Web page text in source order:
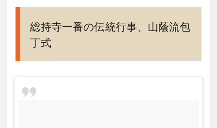
総持寺一番の伝統行事、山蔭流包
丁式